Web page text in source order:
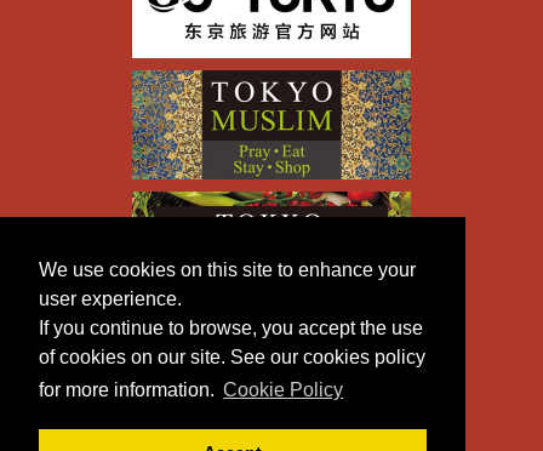
We use cookies on this site to enhance your
user experience.
If you continue to browse, you accept the use
of cookies on our site. See our cookies policy
for more information. Cookie Policy